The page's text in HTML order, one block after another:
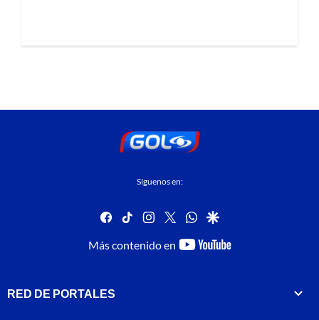
Síguenos en:
facebook
tiktok instagram
twitterwhatsapp
google
Más contenido en
youtube-
RED DE PORTALES